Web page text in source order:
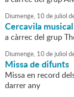
Diumenge, 10 de juliol
Cercavila musical
a càrrec del grup
Diumenge, 10 de juliol
Missa de difunts
Missa en record
darrer any